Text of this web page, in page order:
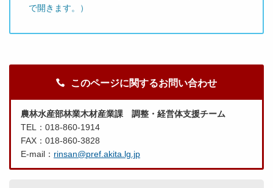
で開きます。）
このページに関するお問い合わせ
農林水産部林業木材産業課 調整・経営体支援チーム
TEL：018-860-1914
FAX：018-860-3828
E-mail： rinsan@pref.akita.lg.jp